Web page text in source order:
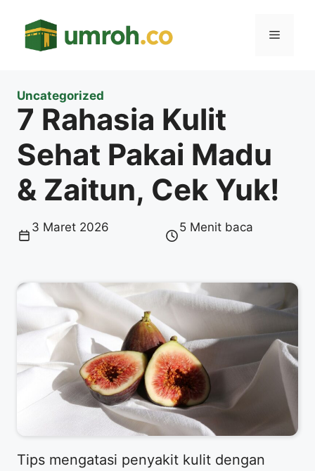
Menu
Uncategorized
7 Rahasia Kulit
Sehat Pakai Madu
& Zaitun, Cek Yuk!
3 Maret 2026 5 Menit baca
Tips mengatasi penyakit kulit dengan